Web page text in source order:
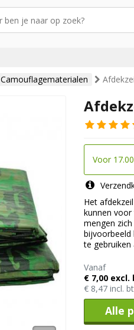
Camouflagematerialen
Voor
Het
kunnen voor
mengen
bijvoorbeeld
te gebruiken
Vanaf
€ 7,00 excl.
€ 8,47 incl.
Alle